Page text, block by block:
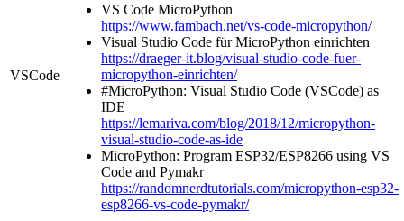
VSCode
VS Code MicroPython
https://www.fambach.net/vs-code-micropython/
Visual Studio Code für MicroPython einrichten
https://draeger-it.blog/visual-studio-code-fuer-
micropython-einrichten/
#MicroPython: Visual Studio Code (VSCode) as
IDE
https://lemariva.com/blog/2018/12/micropython-
visual-studio-code-as-ide
MicroPython: Program ESP32/ESP8266 using VS
Code and Pymakr
https://randomnerdtutorials.com/micropython-esp32-
esp8266-vs-code-pymakr/